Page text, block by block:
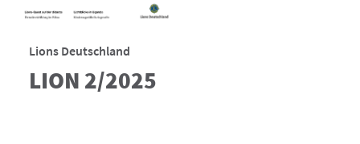
Lions Deutschland
LION 2/2025